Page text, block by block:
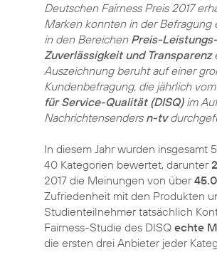
Deutschen Fairness Preis 2017
Marken konnten in der Befragung
in den Bereichen Preis-
Zuverlässigkeit und Transparenz
Auszeichnung beruht auf einer
Kundenbefragung, die jährlich vom
für Service-Qualität (DISQ)im
Nachrichtensenders n-tv
In diesem Jahr wurden insgesamt
40 Kategorien bewertet, darunter
2017 die Meinungen von über
Zufriedenheit mit den Produkten
Studienteilnehmer tatsächlich
Fairness-Studie des DISQ echte
die ersten drei Anbieter jeder